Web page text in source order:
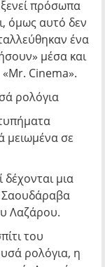
πρόσωπα
όμως αυτό δεν
ένα
μέσα και
Cinema».
ρολόγια
μειωμένα σε
δέχονται μια
Σαουδάραβα
Λαζάρου.
του
ρολόγια, η